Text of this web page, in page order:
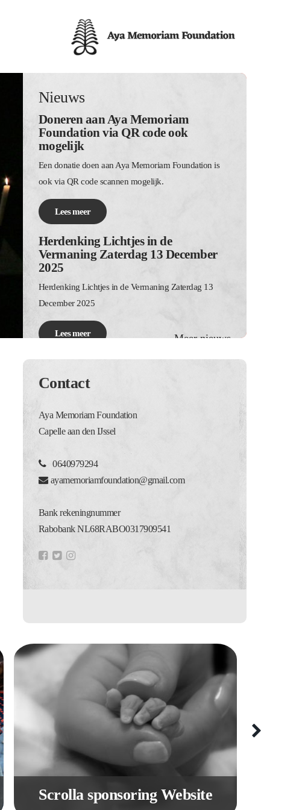
Nieuws
Doneren aan Aya Memoriam
Foundation via QR code ook
mogelijk
Een donatie doen aan Aya Memoriam Foundation is
ook via QR code scannen mogelijk.
Lees meer
Herdenking Lichtjes in de
Vermaning Zaterdag 13 December
2025
Herdenking Lichtjes in de Vermaning Zaterdag 13
December 2025
Lees meer Meer nieuws
Contact
Aya Memoriam Foundation
Capelle aan den IJssel
0640979294
ayamemoriamfoundation@gmail.com
Bank rekeningnummer
Rabobank NL68RABO0317909541
Scrolla sponsoring Website